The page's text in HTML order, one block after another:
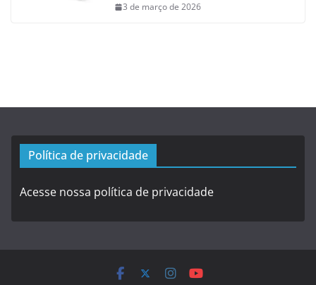
3 de março de 2026
Política de privacidade
Acesse nossa política de privacidade